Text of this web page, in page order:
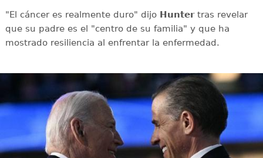
"El cáncer es realmente duro" dijo Huntertras revelar
que su padre es el "centro de su familia" y que ha
mostrado resiliencia al enfrentar la enfermedad.